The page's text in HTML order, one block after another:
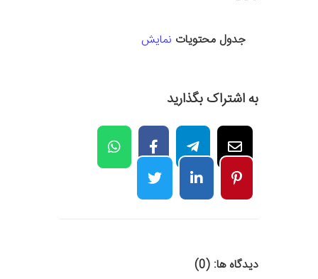
جدول محتویات نمایش
به اشتراک بگذارید
دیدگاه ها: (0)